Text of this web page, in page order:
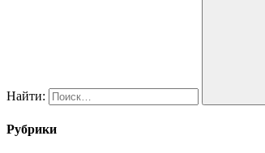
Найти:
Рубрики